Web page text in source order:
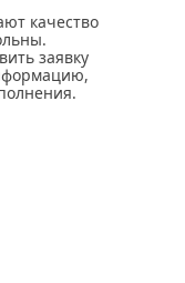
качество
заявку